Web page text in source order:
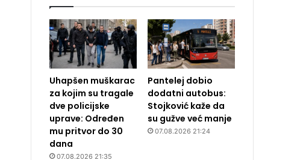
Uhapšen muškarac
za kojim su tragale
dve policijske
uprave: Određen
mu pritvor do 30
dana
07.08.2026 21:35
Pantelej dobio
dodatni autobus:
Stojković kaže da
su gužve već manje
07.08.2026 21:24